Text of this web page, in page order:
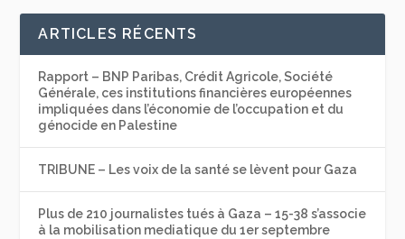
ARTICLES RÉCENTS
Rapport – BNP Paribas, Crédit Agricole, Société
Générale, ces institutions financières européennes
impliquées dans l’économie de l’occupation et du
génocide en Palestine
TRIBUNE – Les voix de la santé se lèvent pour Gaza
Plus de 210 journalistes tués à Gaza – 15-38 s’associe
à la mobilisation mediatique du 1er septembre